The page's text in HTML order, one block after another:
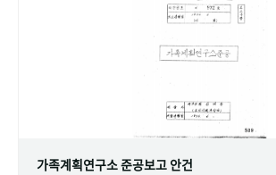
가족계획연구소 준공보고 안건